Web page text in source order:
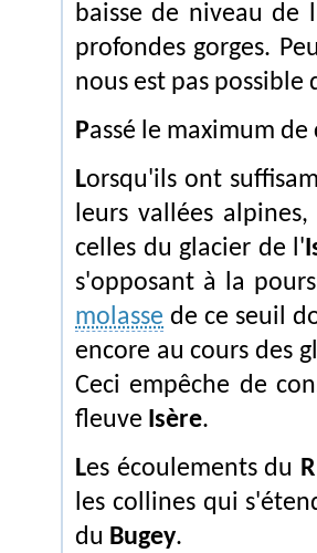
baisse de niveau de
profondes gorges.
nous est pas
Passé le maximum
Lorsqu'ils ont suffisamment diminué pour ne plus apparaître aux débouchés de
leurs vallées
celles du glacier de l'
s'opposant à la
molasse de ce seuil
encore au cours des
Ceci empêche de
fleuve Isère.
Les écoulements du
les collines qui
du Bugey.